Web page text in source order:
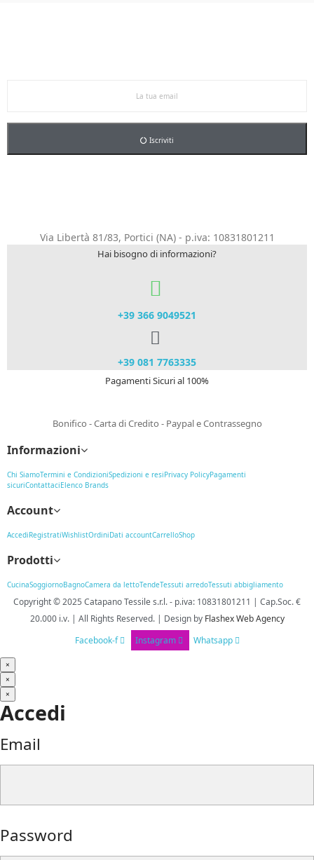
Iscriviti
Via Libertà 81/83, Portici (NA) - p.iva: 10831801211
Hai bisogno di informazioni?
+39 366 9049521​
+39 081 7763335
Pagamenti Sicuri al 100%
Bonifico - Carta di Credito - Paypal e Contrassegno
Informazioni
Chi SiamoTermini e CondizioniSpedizioni e resiPrivacy PolicyPagamenti
sicuriContattaciElenco Brands
Account
AccediRegistratiWishlistOrdiniDati accountCarrelloShop
Prodotti
CucinaSoggiornoBagnoCamera da lettoTendeTessuti arredoTessuti abbigliamento
Copyright © 2025 Catapano Tessile s.r.l.- p.iva: 10831801211 | Cap.Soc. €
20.000 i.v. | All Rights Reserved. | Designby Flashex Web Agency
Facebook-f
Instagram Whatsapp
×
×
×
Accedi
Email
Password